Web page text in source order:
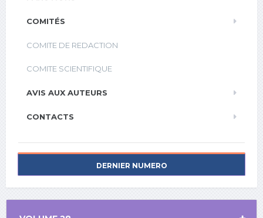
COMITÉS
COMITE DE REDACTION
COMITE SCIENTIFIQUE
AVIS AUX AUTEURS
CONTACTS
DERNIER NUMERO